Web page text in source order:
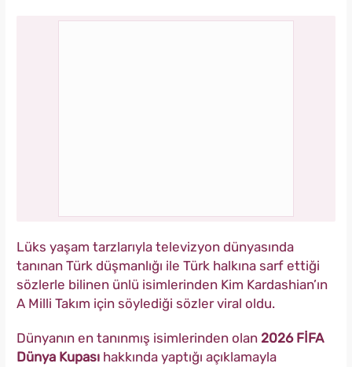
Lüks yaşam tarzlarıyla televizyon dünyasında
tanınan Türk düşmanlığı ile Türk halkına sarf ettiği
sözlerle bilinen ünlü isimlerinden Kim Kardashian’ın
A Milli Takım için söylediği sözler viral oldu.
Dünyanın en tanınmış isimlerinden olan 2026 FİFA
Dünya Kupası hakkında yaptığı açıklamayla